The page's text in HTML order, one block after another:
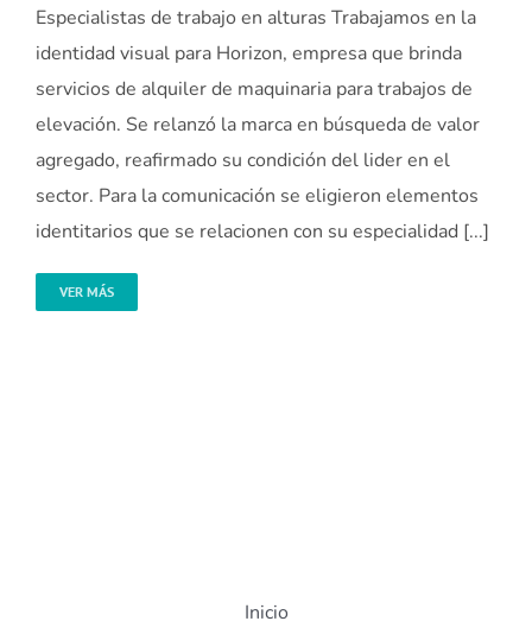
Especialistas de trabajo en alturas Trabajamos en la
identidad visual para Horizon, empresa que brinda
servicios de alquiler de maquinaria para trabajos de
elevación. Se relanzó la marca en búsqueda de valor
agregado, reafirmado su condición del lider en el
sector. Para la comunicación se eligieron elementos
identitarios que se relacionen con su especialidad [...]
VER MÁS
Inicio